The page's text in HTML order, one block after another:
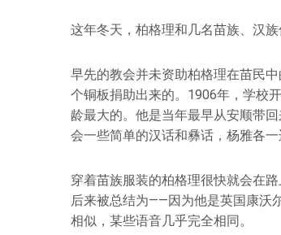
这年冬天，柏格理和几名苗族、汉
早先的教会并未资助柏格理在苗民
个铜板捐助出来的。1906年，学校
龄最大的。他是当年最早从安顺带
会一些简单的汉话和彝话，杨雅各一
穿着苗族服装的柏格理很快就会在
后来被总结为——因为他是英国康沃
相似，某些语音几乎完全相同。